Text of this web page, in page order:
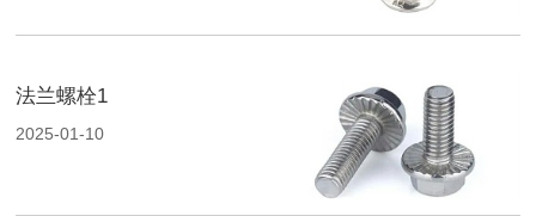
法兰螺栓1
2025-01-10